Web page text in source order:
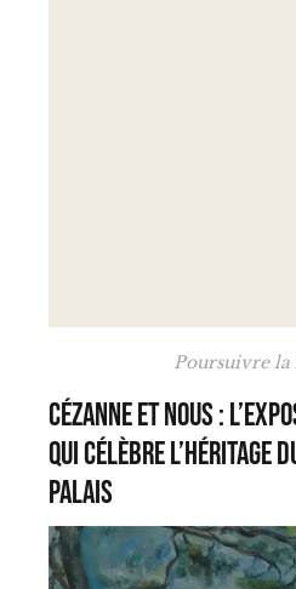
Poursuivre la
Cézanne et nous :
qui célèbre l’héritage
Palais